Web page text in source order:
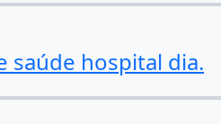
saúde hospital dia.